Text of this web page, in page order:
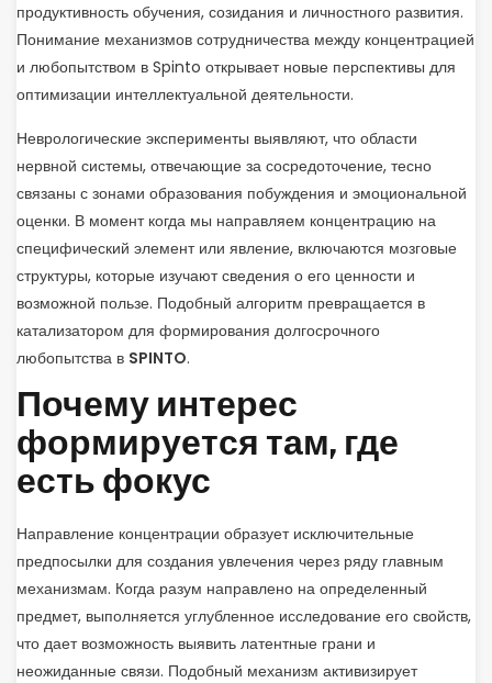
продуктивность обучения, созидания и личностного развития.
Понимание механизмов сотрудничества между концентрацией
и любопытством в Spinto открывает новые перспективы для
оптимизации интеллектуальной деятельности.
Неврологические эксперименты выявляют, что области
нервной системы, отвечающие за сосредоточение, тесно
связаны с зонами образования побуждения и эмоциональной
оценки. В момент когда мы направляем концентрацию на
специфический элемент или явление, включаются мозговые
структуры, которые изучают сведения о его ценности и
возможной пользе. Подобный алгоритм превращается в
катализатором для формирования долгосрочного
любопытства в SPINTO.
Почему интерес
формируется там, где
есть фокус
Направление концентрации образует исключительные
предпосылки для создания увлечения через ряду главным
механизмам. Когда разум направлено на определенный
предмет, выполняется углубленное исследование его свойств,
что дает возможность выявить латентные грани и
неожиданные связи. Подобный механизм активизирует